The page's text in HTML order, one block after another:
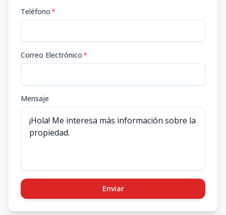
Teléfono*
Correo Electrónico*
Mensaje
Enviar